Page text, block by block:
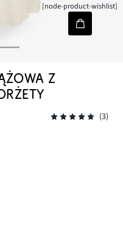
[node-product-wishlist]
Z
(3)